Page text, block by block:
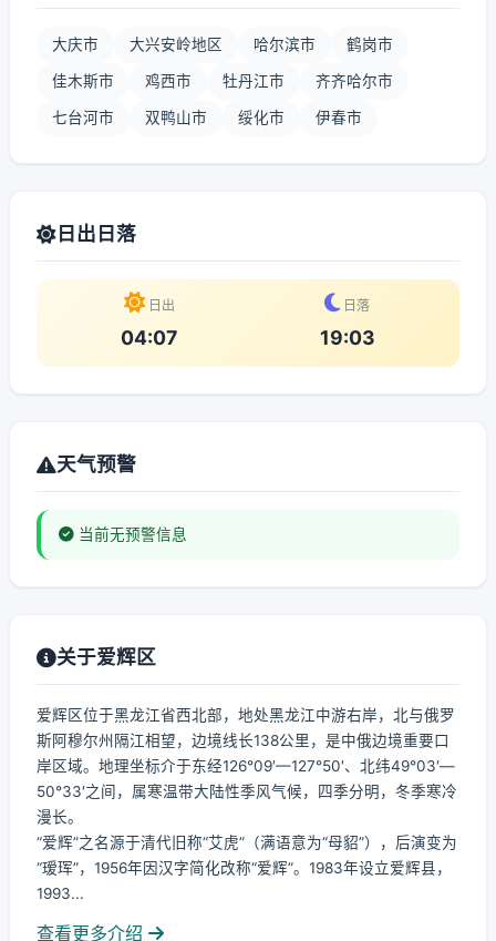
大庆市 大兴安岭地区 哈尔滨市 鹤岗市
佳木斯市 鸡西市 牡丹江市 齐齐哈尔市
七台河市 双鸭山市 绥化市 伊春市
日出日落
日出
04:07
日落
19:03
天气预警
当前无预警信息
关于爱辉区
爱辉区位于黑龙江省西北部，地处黑龙江中游右岸，北与俄罗
斯阿穆尔州隔江相望，边境线长138公里，是中俄边境重要口
岸区域。地理坐标介于东经126°09′—127°50′、北纬49°03′—
50°33′之间，属寒温带大陆性季风气候，四季分明，冬季寒冷
漫长。
“爱辉”之名源于清代旧称“艾虎”（满语意为“母貂”），后演变为
“瑷珲”，1956年因汉字简化改称“爱辉”。1983年设立爱辉县，
1993...
查看更多介绍